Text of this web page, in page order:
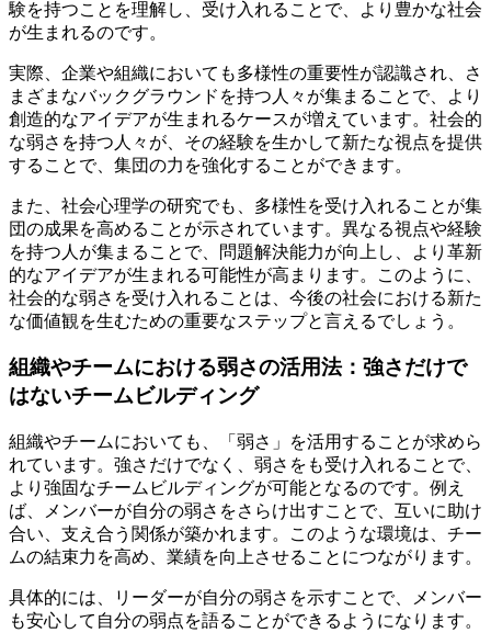
験を持つことを理解し、受け入れることで、より豊かな社会
が生まれるのです。
実際、企業や組織においても多様性の重要性が認識され、さ
まざまなバックグラウンドを持つ人々が集まることで、より
創造的なアイデアが生まれるケースが増えています。社会的
な弱さを持つ人々が、その経験を生かして新たな視点を提供
することで、集団の力を強化することができます。
また、社会心理学の研究でも、多様性を受け入れることが集
団の成果を高めることが示されています。異なる視点や経験
を持つ人が集まることで、問題解決能力が向上し、より革新
的なアイデアが生まれる可能性が高まります。このように、
社会的な弱さを受け入れることは、今後の社会における新た
な価値観を生むための重要なステップと言えるでしょう。
組織やチームにおける弱さの活用法：強さだけで
はないチームビルディング
組織やチームにおいても、「弱さ」を活用することが求めら
れています。強さだけでなく、弱さをも受け入れることで、
より強固なチームビルディングが可能となるのです。例え
ば、メンバーが自分の弱さをさらけ出すことで、互いに助け
合い、支え合う関係が築かれます。このような環境は、チー
ムの結束力を高め、業績を向上させることにつながります。
具体的には、リーダーが自分の弱さを示すことで、メンバー
も安心して自分の弱点を語ることができるようになります。